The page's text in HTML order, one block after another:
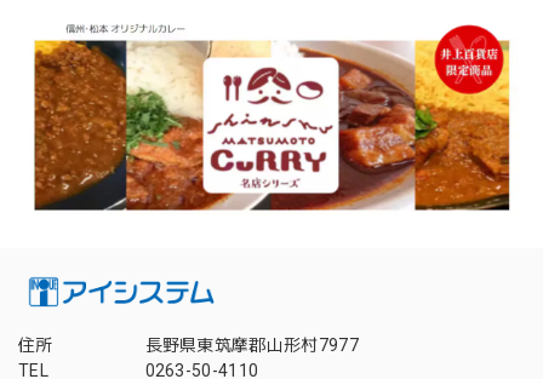
住所
長野県東筑摩郡山形村7977
TEL
0263-50-4110